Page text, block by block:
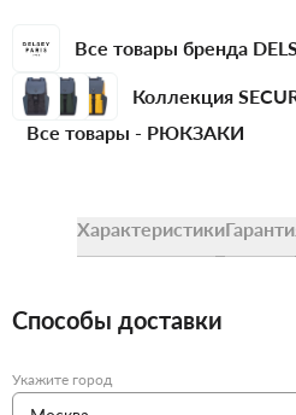
Все товары бренда
Коллекция
Все товары - РЮКЗАКИ
Характеристики
Способы доставки
Укажите город